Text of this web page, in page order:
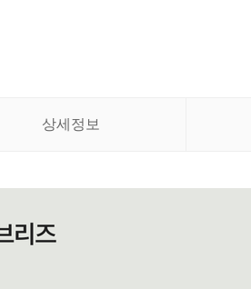
상세정보